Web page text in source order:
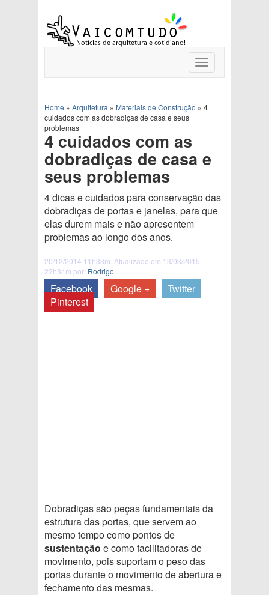
Toggle
navigation
Home » Arquitetura » Materiais de Construção » 4
cuidados com as dobradiças de casa e seus
problemas
4 cuidados com as
dobradiças de casa e
seus problemas
4 dicas e cuidados para conservação das
dobradiças de portas e janelas, para que
elas durem mais e não apresentem
problemas ao longo dos anos.
20/12/2014 11h33m. Atualizado em 13/03/2015
22h34m por: Rodrigo
Facebook Google +
Twitter
Pinterest
Dobradiças são peças fundamentais da
estrutura das portas, que servem ao
mesmo tempo como pontos de
sustentação e como facilitadoras de
movimento, pois suportam o peso das
portas durante o movimento de abertura e
fechamento das mesmas.